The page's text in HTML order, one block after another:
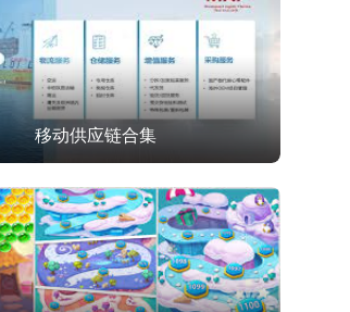
移动供应链合集